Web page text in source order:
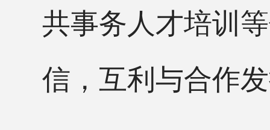
共事务人才培训
信，互利与合作